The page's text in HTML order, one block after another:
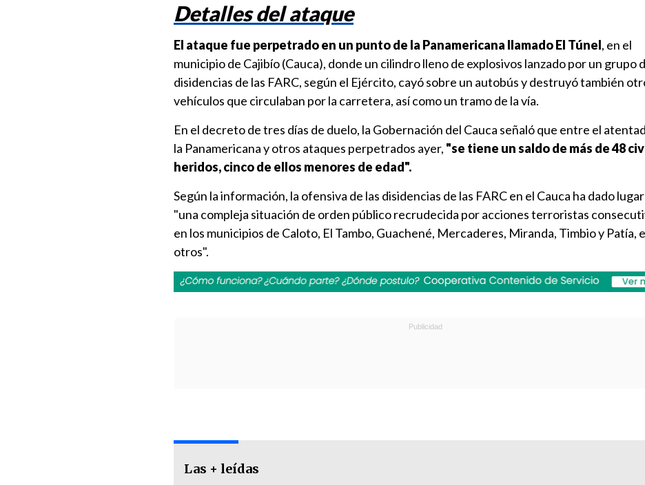
Detalles del ataque
El ataque fue perpetrado en un punto de la Panamericana llamado El Túnel, en el
municipio de Cajibío (Cauca), donde un cilindro lleno de explosivos lanzado por un grupo
disidencias de las FARC, según el Ejército, cayó sobre un autobús y destruyó también
vehículos que circulaban por la carretera, así como un tramo de la vía.
En el decreto de tres días de duelo, la Gobernación del Cauca señaló que entre el
la Panamericana y otros ataques perpetrados ayer, "se tiene un saldo de más de 48
heridos, cinco de ellos menores de edad".
Según la información, la ofensiva de las disidencias de las FARC en el Cauca ha dado lugar
"una compleja situación de orden público recrudecida por acciones terroristas
en los municipios de Caloto, El Tambo, Guachené, Mercaderes, Miranda, Timbio y Patía,
otros".
Las + leídas